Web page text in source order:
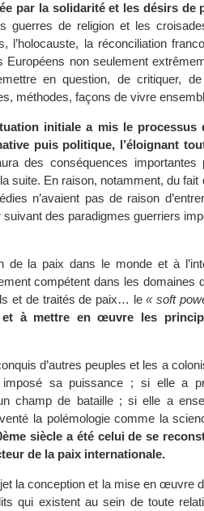
par la solidarité et les désirs de
guerres de religion et les
l’holocauste, la réconciliation
Européens non seulement
en question, de critiquer,
méthodes, façons de vivre
initiale a mis le processus
puis politique, l’éloignant
des conséquences
suite. En raison, notamment, du fait
n’avaient pas de raison
des paradigmes guerriers
de la paix dans le monde et à
compétent dans les domaines
et de traités de paix… le« soft
à mettre en œuvre les
d’autres peuples et les a
sa puissance ; si elle a
champ de bataille ; si elle a
la polémologie comme la
siècle a été celui de se
de la paix internationale.
la conception et la mise en œuvre
qui existent au sein de toute